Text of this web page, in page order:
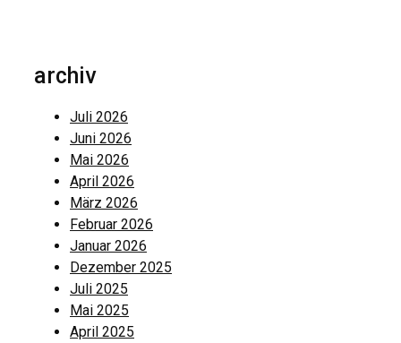
archiv
Juli 2026
Juni 2026
Mai 2026
April 2026
März 2026
Februar 2026
Januar 2026
Dezember 2025
Juli 2025
Mai 2025
April 2025